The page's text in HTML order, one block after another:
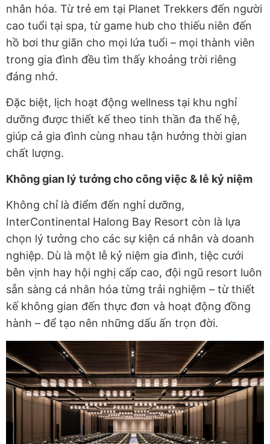
nhân hóa. Từ trẻ em tại Planet Trekkers đến người
cao tuổi tại spa, từ game hub cho thiếu niên đến
hồ bơi thư giãn cho mọi lứa tuổi – mọi thành viên
trong gia đình đều tìm thấy khoảng trời riêng
đáng nhớ.
Đặc biệt, lịch hoạt động wellness tại khu nghỉ
dưỡng được thiết kế theo tinh thần đa thế hệ,
giúp cả gia đình cùng nhau tận hưởng thời gian
chất lượng.
Không gian lý tưởng cho công việc & lễ kỷ niệm
Không chỉ là điểm đến nghỉ dưỡng,
InterContinental Halong Bay Resort còn là lựa
chọn lý tưởng cho các sự kiện cá nhân và doanh
nghiệp. Dù là một lễ kỷ niệm gia đình, tiệc cưới
bên vịnh hay hội nghị cấp cao, đội ngũ resort luôn
sẵn sàng cá nhân hóa từng trải nghiệm – từ thiết
kế không gian đến thực đơn và hoạt động đồng
hành – để tạo nên những dấu ấn trọn đời.